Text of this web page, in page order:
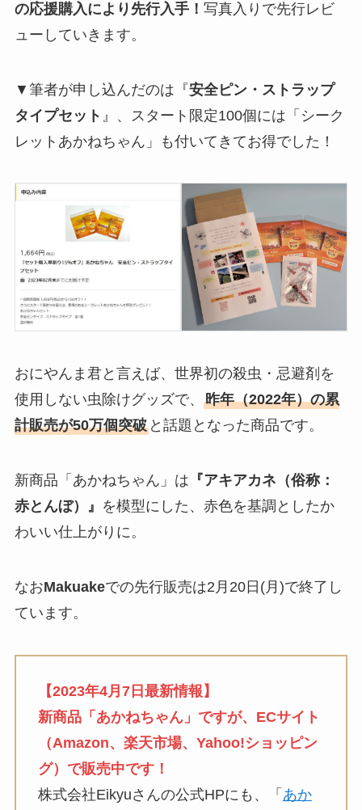
の応援購入により先行入手！ 写真入りで先行レビ
ューしていきます。
▼筆者が申し込んだのは『安全ピン・ストラップ
タイプセット 』、スタート限定100個には「シーク
レットあかねちゃん」も付いてきてお得でした！
おにやんま君と言えば、世界初の殺虫・忌避剤を
使用しない虫除けグッズで、 昨年（2022年）の累
計販売が50万個突破と話題となった商品です。
新商品「あかねちゃん」は 『アキアカネ（俗称：
赤とんぼ）』 を模型にした、赤色を基調としたか
わいい仕上がりに。
なおMakuakeでの先行販売は2月20日(月)で終了し
ています。
【2023年4月7日最新情報】
新商品「あかねちゃん」ですが、ECサイト
（Amazon、楽天市場、Yahoo!ショッピン
グ）で販売中です！
株式会社Eikyuさんの公式HPにも、「 あか